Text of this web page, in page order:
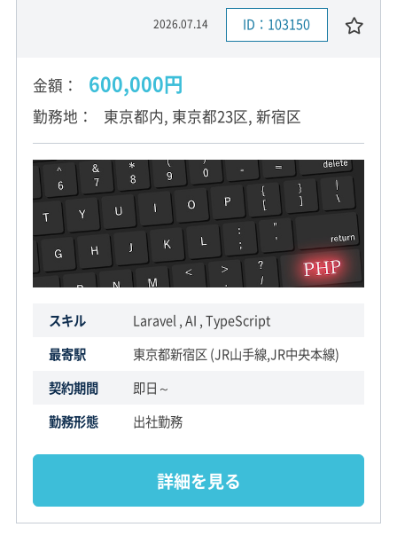
2026.07.14 ID：103150
金額 600,000円
勤務地 東京都内, 東京都23区, 新宿区
スキル
Laravel , AI , TypeScript
最寄駅
東京都新宿区 (JR山手線,JR中央本線)
契約期間
即日～
勤務形態
出社勤務
詳細を見る